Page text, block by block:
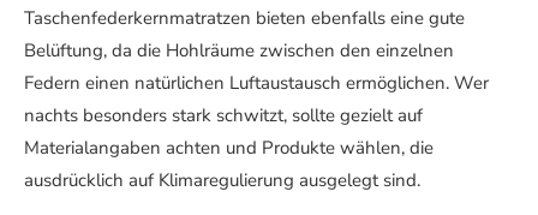
Taschenfederkernmatratzen bieten ebenfalls eine gute
Belüftung, da die Hohlräume zwischen den einzelnen
Federn einen natürlichen Luftaustausch ermöglichen. Wer
nachts besonders stark schwitzt, sollte gezielt auf
Materialangaben achten und Produkte wählen, die
ausdrücklich auf Klimaregulierung ausgelegt sind.